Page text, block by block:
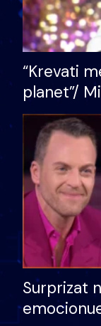
“Krevati
planet”/
bukura në
mungojë
Surprizat